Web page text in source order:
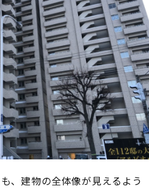
、建物の全体像が見えるよう